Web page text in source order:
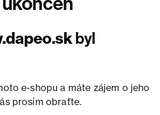
byl
e-shopu a máte zájem o jeho
prosím obraťte.